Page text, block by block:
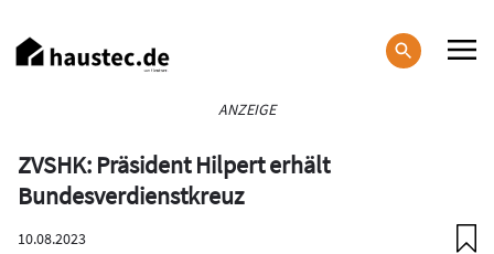
zum
Inhalt
ANZEIGE
ZVSHK: Präsident Hilpert erhält
Bundesverdienstkreuz
10.08.2023